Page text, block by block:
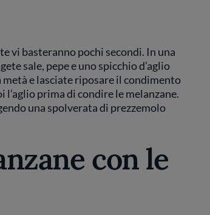
vi basteranno pochi secondi. In una
sale, pepe e uno spicchio d’aglio
e lasciate riposare il condimento
prima di condire le melanzane.
una spolverata di prezzemolo
con le